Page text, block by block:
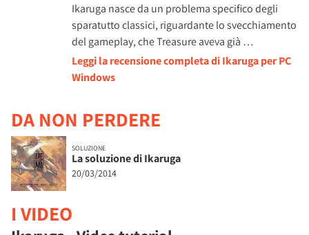
Ikaruga nasce da un problema specifico degli
sparatutto classici, riguardante lo svecchiamento
del gameplay, che Treasure aveva già …
Leggi la recensione completa di Ikaruga per PC
Windows
DA NON PERDERE
SOLUZIONE
La soluzione di Ikaruga
20/03/2014
I VIDEO